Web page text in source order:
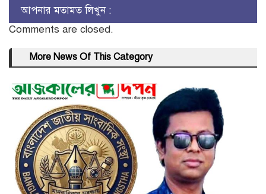
আপনার মতামত লিখুন :
Comments are closed.
More News Of This Category